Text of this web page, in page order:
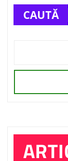
CAUTĂ